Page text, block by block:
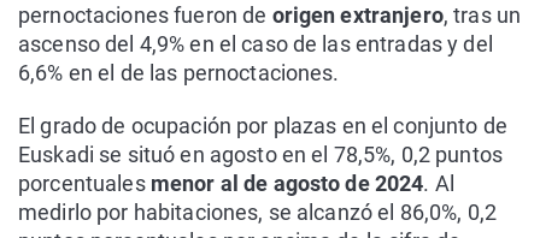
pernoctaciones fueron de origen extranjero, tras un
ascenso del 4,9% en el caso de las entradas y del
6,6% en el de las pernoctaciones.
El grado de ocupación por plazas en el conjunto de
Euskadi se situó en agosto en el 78,5%, 0,2 puntos
porcentualesmenor al de agosto de 2024. Al
medirlo por habitaciones, se alcanzó el 86,0%, 0,2